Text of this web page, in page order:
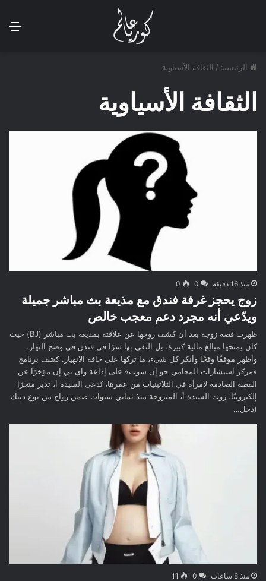
الرئيسية / الثقافة الأسياوية
الثقافة الأسياوية
منذ 16 دقيقة 0
0
زوج يحجز غرفة فندق مع مذيعة بث مباشر جميلة
ويدّعي أنه مجرد دعم معجب خالص
ظهرت قصة زوجة بعد أن كشف زوجها عن علاقته بمذيعة بث مباشر (BJ) حيث
كان يمنحها مبالغ مالية كبيرة، بل التقى بها سرًا في فندق في وضح النهار،
وأظهر موقفًا وقحًا وأنكر كل شيء، ما تركها على حافة الانهيار. كشف برنامج
«مركز استشارات المحامي جو إن سوب» على إذاعة واي تي إن مؤخرًا عن
القصة الصادمة لامرأة في الثلاثينيات من عمرها، تُدعى السيدة أ، تدير متجرًا
إلكترونيًا. روت السيدة أ، المتزوجة منذ ثماني سنوات ضمن زواج من نوع دينك
(دخل…
منذ 8 ساعات 0
11